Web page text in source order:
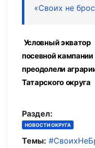
«Своих не
Навигация
по
записям
Условный экватор
посевной кампании
преодолели
Татарского округа
Раздел:
НОВОСТИ ОКРУГА
Темы: